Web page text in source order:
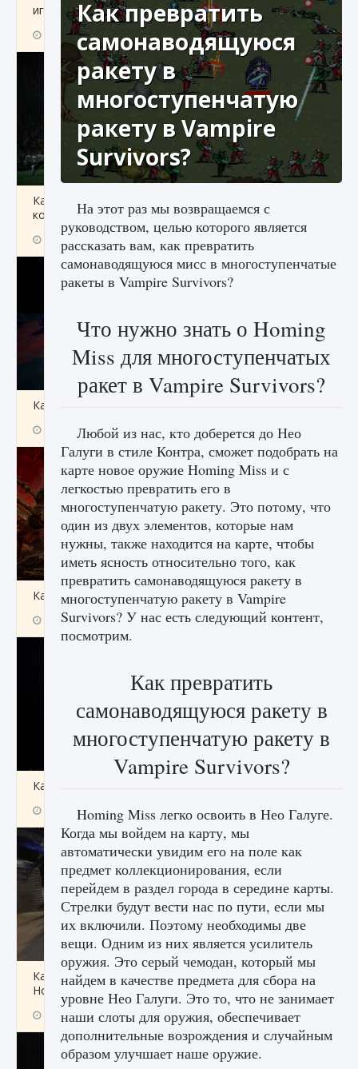
игре Creatures of Ava
9 августа 2024 1 164 0 0
Как исправить ошибку EA FC 25 beta,
которая не работает
9 августа 2024
Как создавать предметы в Creatures of Ava
9 августа 2024 1 266 0 0
Как найти Гробницу Изгоев в Diablo 4
9 августа 2024 1 337 0 0
Как получить Thunder Egg в Stardew Valley
9 августа 2024 1 244 0 0
Как исправить неработающие награды For
Honor
9 августа 2024 1 205 0 0
Как превратить
самонаводящуюся
ракету в
многоступенчатую
ракету в Vampire
Survivors?
На этот раз мы возвращаемся с
руководством, целью которого является
рассказать вам, как превратить
самонаводящуюся мисс в многоступенчатые
ракеты в Vampire Survivors?
Что нужно знать о Homing
Miss для многоступенчатых
ракет в Vampire Survivors?
Любой из нас, кто доберется до Нео
Галуги в стиле Контра, сможет подобрать на
карте новое оружие Homing Miss и с
легкостью превратить его в
многоступенчатую ракету. Это потому, что
один из двух элементов, которые нам
нужны, также находится на карте, чтобы
иметь ясность относительно того, как
превратить самонаводящуюся ракету в
многоступенчатую ракету в Vampire
Survivors? У нас есть следующий контент,
посмотрим.
Как превратить
самонаводящуюся ракету в
многоступенчатую ракету в
Vampire Survivors?
Homing Miss легко освоить в Нео Галуге.
Когда мы войдем на карту, мы
автоматически увидим его на поле как
предмет коллекционирования, если
перейдем в раздел города в середине карты.
Стрелки будут вести нас по пути, если мы
их включили. Поэтому необходимы две
вещи. Одним из них является усилитель
оружия. Это серый чемодан, который мы
найдем в качестве предмета для сбора на
уровне Нео Галуги. Это то, что не занимает
наши слоты для оружия, обеспечивает
дополнительные возрождения и случайным
образом улучшает наше оружие.